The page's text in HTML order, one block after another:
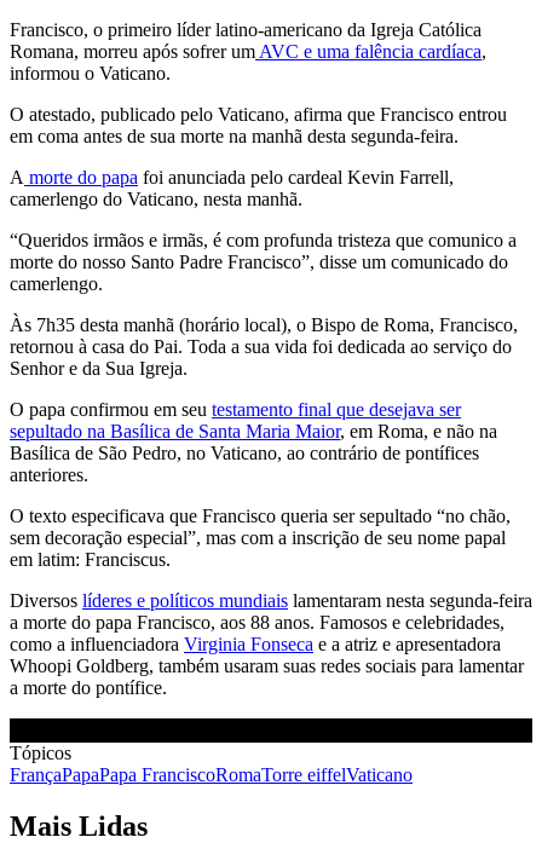
Francisco, o primeiro líder latino-americano da Igreja Católica
Romana, morreu após sofrer um AVC e uma falência cardíaca,
informou o Vaticano.
O atestado, publicado pelo Vaticano, afirma que Francisco entrou
em coma antes de sua morte na manhã desta segunda-feira.
A morte do papa foi anunciada pelo cardeal Kevin Farrell,
camerlengo do Vaticano, nesta manhã.
“Queridos irmãos e irmãs, é com profunda tristeza que comunico a
morte do nosso Santo Padre Francisco”, disse um comunicado do
camerlengo.
Às 7h35 desta manhã (horário local), o Bispo de Roma, Francisco,
retornou à casa do Pai. Toda a sua vida foi dedicada ao serviço do
Senhor e da Sua Igreja.
O papa confirmou em seu testamento final que desejava ser
sepultado na Basílica de Santa Maria Maior, em Roma, e não na
Basílica de São Pedro, no Vaticano, ao contrário de pontífices
anteriores.
O texto especificava que Francisco queria ser sepultado “no chão,
sem decoração especial”, mas com a inscrição de seu nome papal
em latim: Franciscus.
Diversos líderes e políticos mundiais lamentaram nesta segunda-feira
a morte do papa Francisco, aos 88 anos. Famosos e celebridades,
como a influenciadora Virginia Fonseca e a atriz e apresentadora
Whoopi Goldberg, também usaram suas redes sociais para lamentar
a morte do pontífice.
Tópicos
FrançaPapaPapa FranciscoRomaTorre eiffelVaticano
Mais Lidas